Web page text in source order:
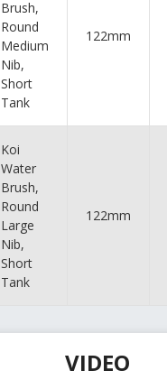
Brush,
Round
Medium
Nib,
Short
Tank
122mm
Koi
Water
Brush,
Round
Large
Nib,
Short
Tank
122mm
VIDEO